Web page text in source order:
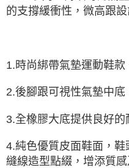
的支撐緩衝性，微高跟
1.時尚綁帶氣墊運動鞋款
2.後腳跟可視性氣墊中底
3.全橡膠大底提供良好的
4.純色優質皮面鞋面，鞋
縫線造型點綴，增添質感